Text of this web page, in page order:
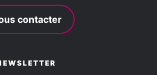
Lave linge privatif
contacter